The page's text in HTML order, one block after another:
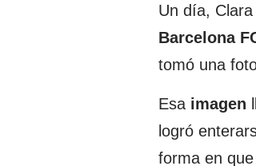
Un día,
Barcelona
tomó una
Esa imagen
logró
forma en